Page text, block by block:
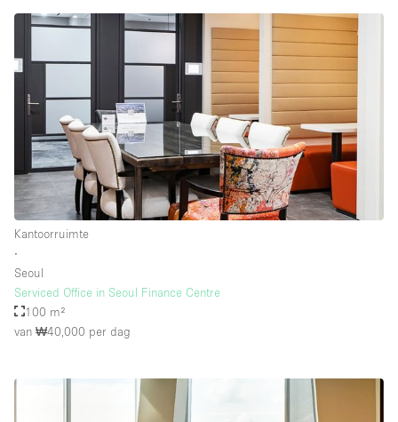
Kantoorruimte
∙
Seoul
Serviced Office in Seoul Finance Centre
100 m²
van ₩40,000 per dag